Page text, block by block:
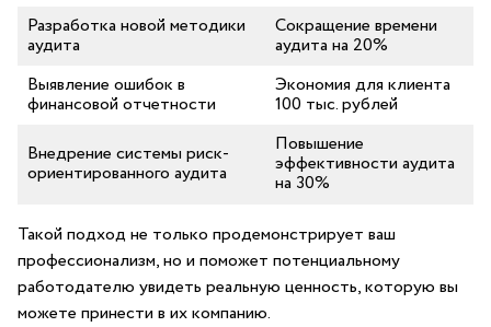
Разработка новой методики
аудита
Сокращение времени⁣
аудита на 20%
Выявление ошибок в
финансовой⁤ отчетности
Экономия для клиента
100 тыс. рублей
Внедрение системы риск-
ориентированного⁣ аудита
Повышение
эффективности аудита⁣
на 30%
Такой подход не только продемонстрирует​ ваш
профессионализм, но‍ и поможет потенциальному
работодателю увидеть реальную ценность, ‌которую вы
можете принести в их компанию.